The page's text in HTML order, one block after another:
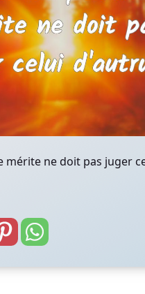
mérite ne doit pas juger